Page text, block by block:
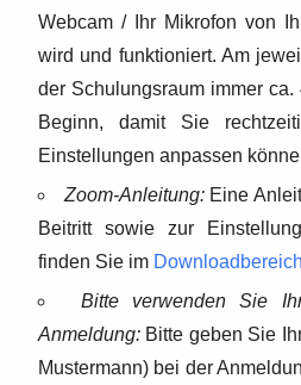
Webcam / Ihr Mikrofon von
wird und funktioniert. Am
der Schulungsraum immer
Beginn, damit Sie
Einstellungen anpassen
Zoom-Anleitung: Eine
Beitritt sowie zur
finden Sie im Downloadbereich
Bitte verwenden Sie
Anmeldung: Bitte geben Sie
Mustermann) bei der